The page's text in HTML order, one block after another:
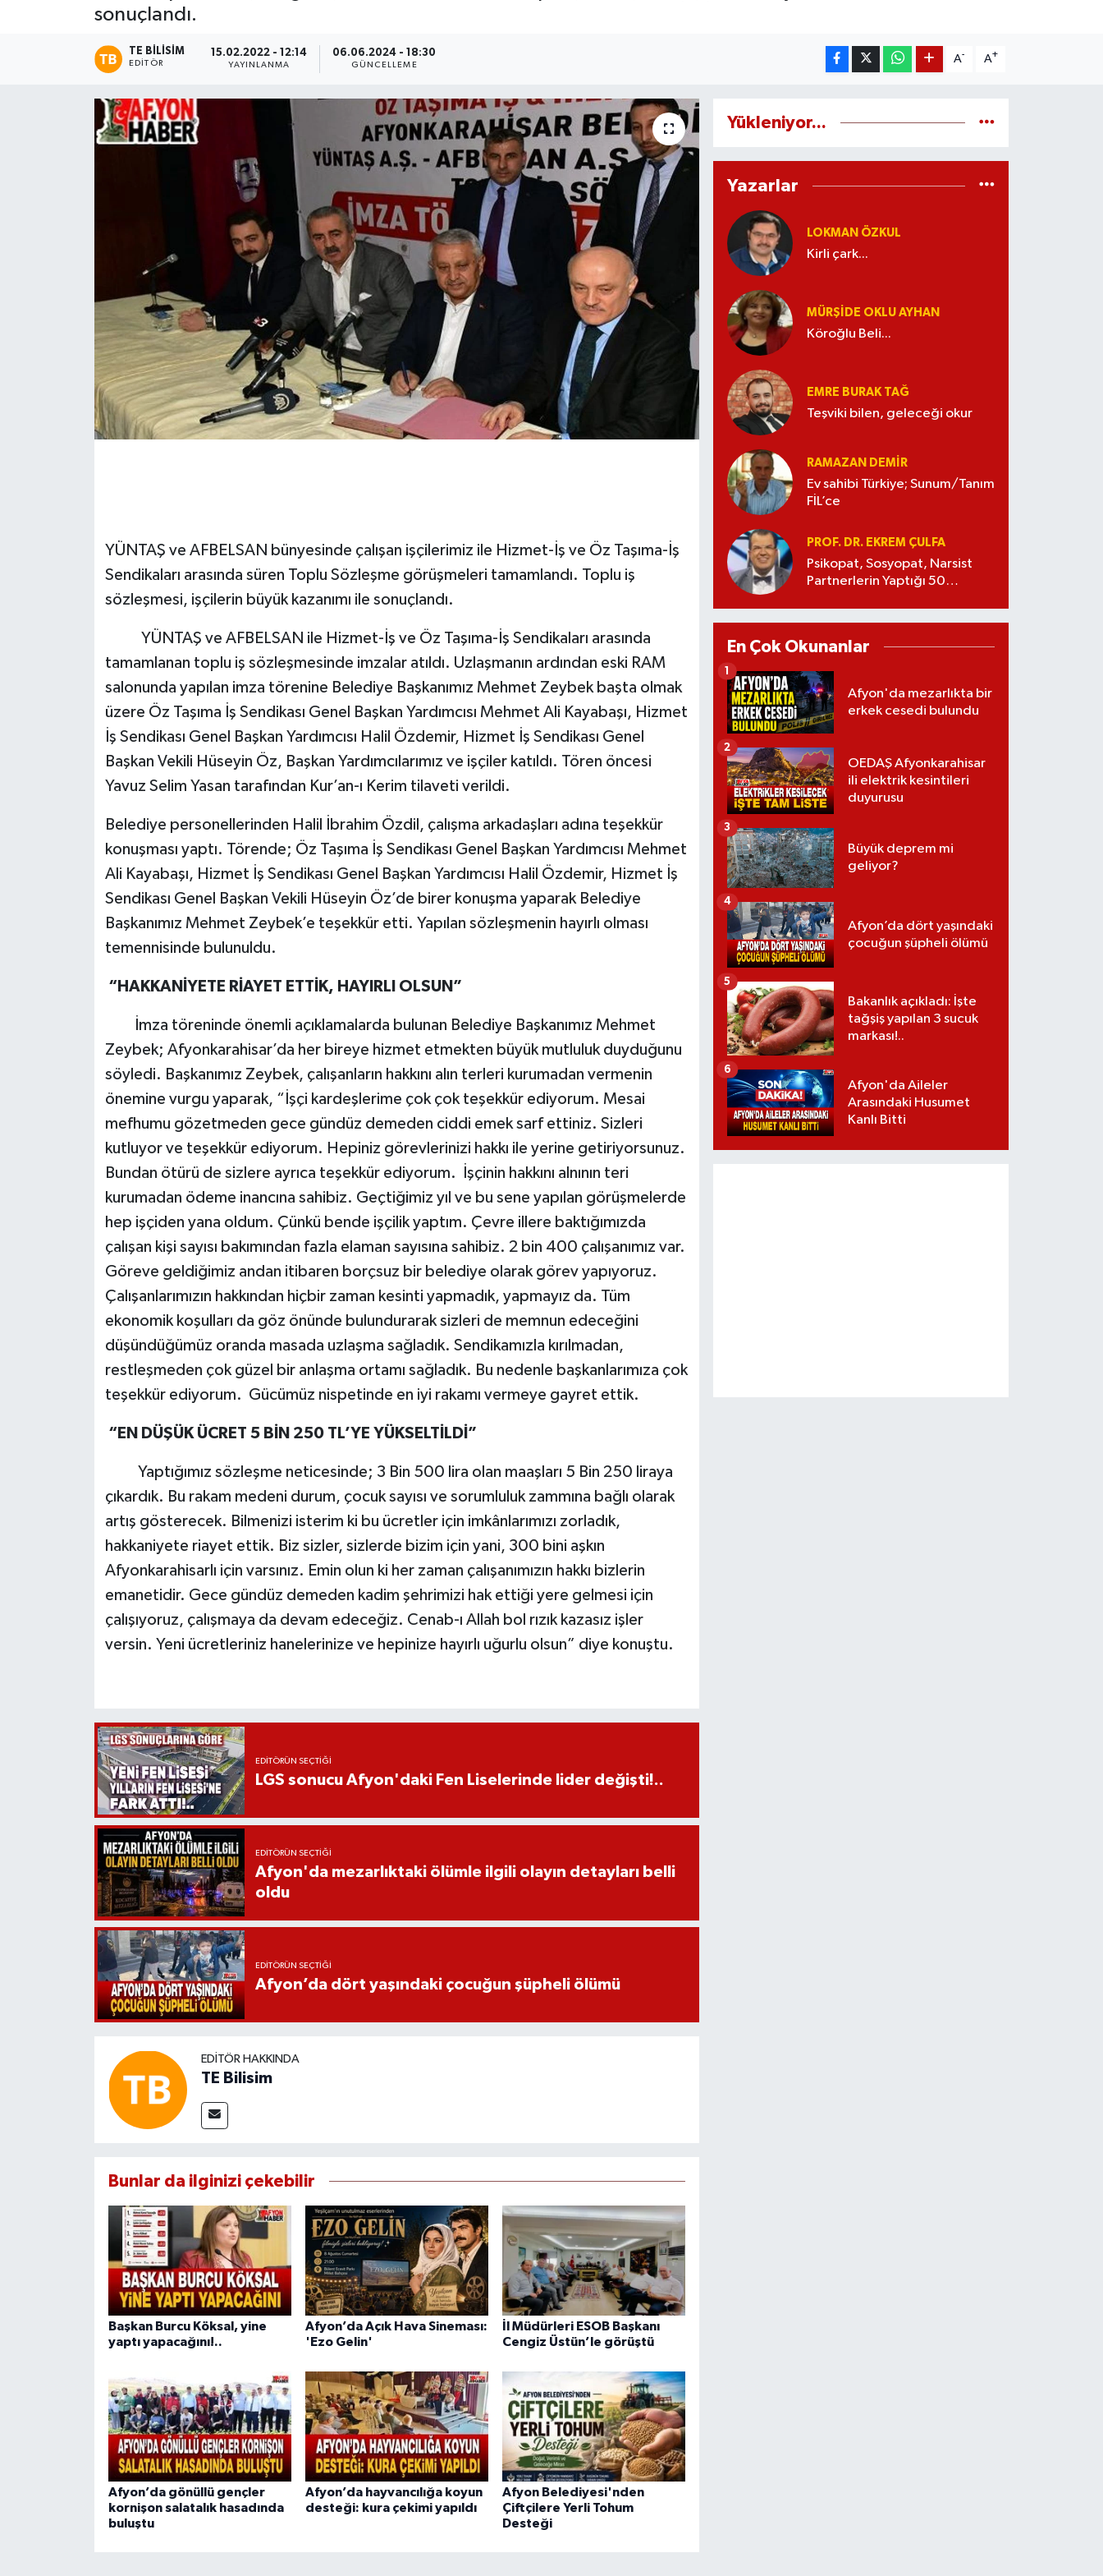
sonuçlandı.
TE BILISIM
EDITÖR
15.02.2022 - 12:14
YAYINLANMA
06.06.2024 - 18:30
GÜNCELLEME
A- A+
YÜNTAŞ ve AFBELSAN bünyesinde çalışan işçilerimiz ile Hizmet-İş ve Öz Taşıma-İş
Sendikaları arasında süren Toplu Sözleşme görüşmeleri tamamlandı. Toplu iş
sözleşmesi, işçilerin büyük kazanımı ile sonuçlandı.
YÜNTAŞ ve AFBELSAN ile Hizmet-İş ve Öz Taşıma-İş Sendikaları arasında
tamamlanan toplu iş sözleşmesinde imzalar atıldı. Uzlaşmanın ardından eski RAM
salonunda yapılan imza törenine Belediye Başkanımız Mehmet Zeybek başta olmak
üzere Öz Taşıma İş Sendikası Genel Başkan Yardımcısı Mehmet Ali Kayabaşı, Hizmet
İş Sendikası Genel Başkan Yardımcısı Halil Özdemir, Hizmet İş Sendikası Genel
Başkan Vekili Hüseyin Öz, Başkan Yardımcılarımız ve işçiler katıldı. Tören öncesi
Yavuz Selim Yasan tarafından Kur’an-ı Kerim tilaveti verildi.
Belediye personellerinden Halil İbrahim Özdil, çalışma arkadaşları adına teşekkür
konuşması yaptı. Törende; Öz Taşıma İş Sendikası Genel Başkan Yardımcısı Mehmet
Ali Kayabaşı, Hizmet İş Sendikası Genel Başkan Yardımcısı Halil Özdemir, Hizmet İş
Sendikası Genel Başkan Vekili Hüseyin Öz’de birer konuşma yaparak Belediye
Başkanımız Mehmet Zeybek’e teşekkür etti. Yapılan sözleşmenin hayırlı olması
temennisinde bulunuldu.
“HAKKANİYETE RİAYET ETTİK, HAYIRLI OLSUN”
İmza töreninde önemli açıklamalarda bulunan Belediye Başkanımız Mehmet
Zeybek; Afyonkarahisar’da her bireye hizmet etmekten büyük mutluluk duyduğunu
söyledi. Başkanımız Zeybek, çalışanların hakkını alın terleri kurumadan vermenin
önemine vurgu yaparak, “İşçi kardeşlerime çok çok teşekkür ediyorum. Mesai
mefhumu gözetmeden gece gündüz demeden ciddi emek sarf ettiniz. Sizleri
kutluyor ve teşekkür ediyorum. Hepiniz görevlerinizi hakkı ile yerine getiriyorsunuz.
Bundan ötürü de sizlere ayrıca teşekkür ediyorum. İşçinin hakkını alnının teri
kurumadan ödeme inancına sahibiz. Geçtiğimiz yıl ve bu sene yapılan görüşmelerde
hep işçiden yana oldum. Çünkü bende işçilik yaptım. Çevre illere baktığımızda
çalışan kişi sayısı bakımından fazla elaman sayısına sahibiz. 2 bin 400 çalışanımız var.
Göreve geldiğimiz andan itibaren borçsuz bir belediye olarak görev yapıyoruz.
Çalışanlarımızın hakkından hiçbir zaman kesinti yapmadık, yapmayız da. Tüm
ekonomik koşulları da göz önünde bulundurarak sizleri de memnun edeceğini
düşündüğümüz oranda masada uzlaşma sağladık. Sendikamızla kırılmadan,
restleşmeden çok güzel bir anlaşma ortamı sağladık. Bu nedenle başkanlarımıza çok
teşekkür ediyorum. Gücümüz nispetinde en iyi rakamı vermeye gayret ettik.
“EN DÜŞÜK ÜCRET 5 BİN 250 TL’YE YÜKSELTİLDİ”
Yaptığımız sözleşme neticesinde; 3 Bin 500 lira olan maaşları 5 Bin 250 liraya
çıkardık. Bu rakam medeni durum, çocuk sayısı ve sorumluluk zammına bağlı olarak
artış gösterecek. Bilmenizi isterim ki bu ücretler için imkânlarımızı zorladık,
hakkaniyete riayet ettik. Biz sizler, sizlerde bizim için yani, 300 bini aşkın
Afyonkarahisarlı için varsınız. Emin olun ki her zaman çalışanımızın hakkı bizlerin
emanetidir. Gece gündüz demeden kadim şehrimizi hak ettiği yere gelmesi için
çalışıyoruz, çalışmaya da devam edeceğiz. Cenab-ı Allah bol rızık kazasız işler
versin. Yeni ücretleriniz hanelerinize ve hepinize hayırlı uğurlu olsun” diye konuştu.
EDITÖRÜN SEÇTIĞI
LGS sonucu Afyon'daki Fen Liselerinde lider değişti!..
EDITÖRÜN SEÇTIĞI
Afyon'da mezarlıktaki ölümle ilgili olayın detayları belli
oldu
EDITÖRÜN SEÇTIĞI
Afyon’da dört yaşındaki çocuğun şüpheli ölümü
EDITÖR HAKKINDA
TE Bilisim
Bunlar da ilginizi çekebilir
Başkan Burcu Köksal, yine
yaptı yapacağını!..
Afyon’da Açık Hava Sineması:
'Ezo Gelin'
İl Müdürleri ESOB Başkanı
Cengiz Üstün’le görüştü
Afyon’da gönüllü gençler
kornişon salatalık hasadında
buluştu
Afyon’da hayvancılığa koyun
desteği: kura çekimi yapıldı
Afyon Belediyesi'nden
Çiftçilere Yerli Tohum
Desteği
Yükleniyor...
Yazarlar
LOKMAN ÖZKUL
Kirli çark...
MÜRŞIDE OKLU AYHAN
Köroğlu Beli...
EMRE BURAK TAĞ
Teşviki bilen, geleceği okur
RAMAZAN DEMİR
Ev sahibi Türkiye; Sunum/Tanım
FİL’ce
PROF. DR. EKREM ÇULFA
Psikopat, Sosyopat, Narsist
Partnerlerin Yaptığı 50
En Çok Okunanlar
Afyon'da mezarlıkta bir
erkek cesedi bulundu
1
OEDAŞ Afyonkarahisar
ili elektrik kesintileri
duyurusu
2
Büyük deprem mi
geliyor?
3
Afyon’da dört yaşındaki
çocuğun şüpheli ölümü
4
Bakanlık açıkladı: İşte
tağşiş yapılan 3 sucuk
markası!..
5
Afyon'da Aileler
Arasındaki Husumet
Kanlı Bitti
6
Etkinlikler